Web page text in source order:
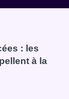
: les
à la